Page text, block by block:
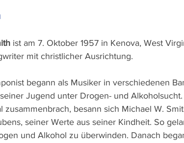
ist am 7. Oktober 1957 in Kenova, West
mit christlicher Ausrichtung.
begann als Musiker in verschiedenen
Jugend unter Drogen- und Alkoholsucht.
zusammenbrach, besann sich Michael W.
seiner Werte aus seiner Kindheit. So
und Alkohol zu überwinden. Danach